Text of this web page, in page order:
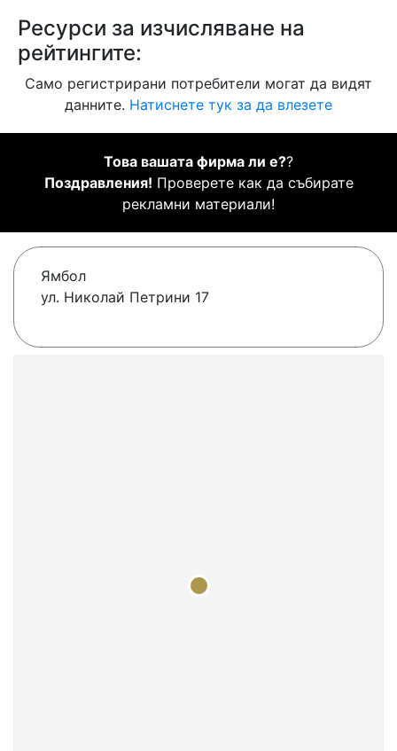
Ресурси за изчисляване на
рейтингите:
Само регистрирани потребители могат да видят
данните. Натиснете тук за да влезете
Това вашата фирма ли е??
Поздравления! Проверете как да събирате
рекламни материали!
Ямбол
ул. Николай Петрини 17